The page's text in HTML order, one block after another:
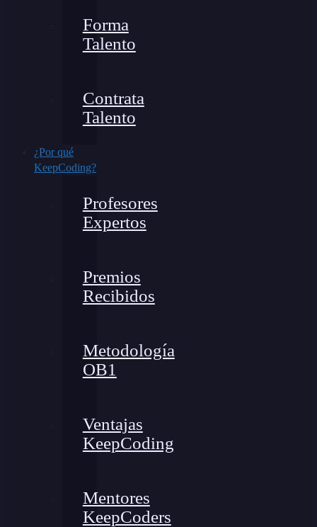
Forma
Talento
Contrata
Talento
¿Por qué
KeepCoding?
Profesores
Expertos
Premios
Recibidos
Metodología
OB1
Ventajas
KeepCoding
Mentores
KeepCoders